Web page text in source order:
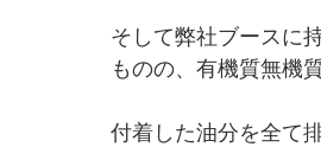
そして弊社ブースに
ものの、有機質無機
付着した油分を全て